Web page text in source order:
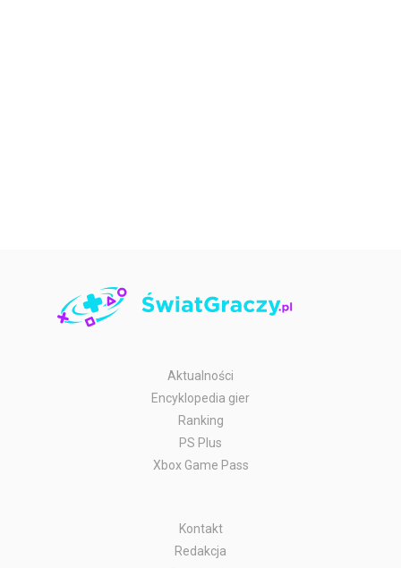
Aktualności
Encyklopedia gier
Ranking
PS Plus
Xbox Game Pass
Kontakt
Redakcja